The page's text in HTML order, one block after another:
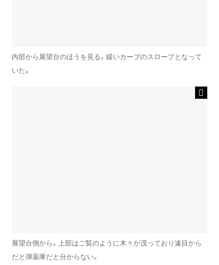
内部から展望台のほうを見る。緩いカーブのスロープとなって
いた。
展望台側から。上部はご覧のように木々が茂っており遠目から
だと弾薬庫だと分からない。